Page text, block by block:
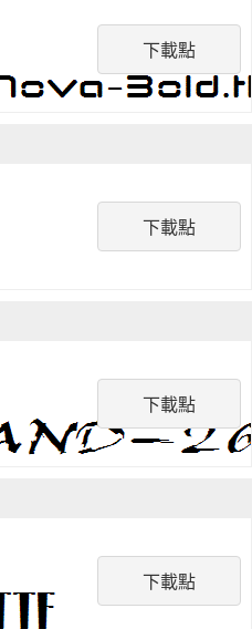
下載點
下載點
下載點
下載點